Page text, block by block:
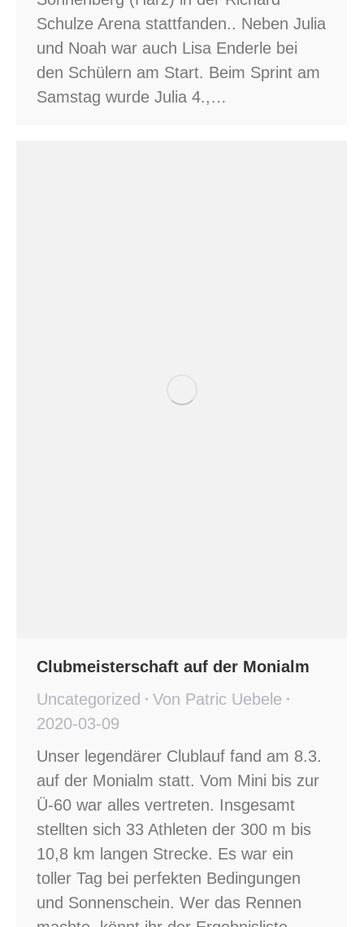
Schulze Arena stattfanden.. Neben Julia
und Noah war auch Lisa Enderle bei
den Schülern am Start. Beim Sprint am
Samstag wurde Julia 4.,…
Clubmeisterschaft auf der Monialm
Uncategorized
Von Patric Uebele
2020-03-09
Unser legendärer Clublauf fand am 8.3.
auf der Monialm statt. Vom Mini bis zur
Ü-60 war alles vertreten. Insgesamt
stellten sich 33 Athleten der 300 m bis
10,8 km langen Strecke. Es war ein
toller Tag bei perfekten Bedingungen
und Sonnenschein. Wer das Rennen